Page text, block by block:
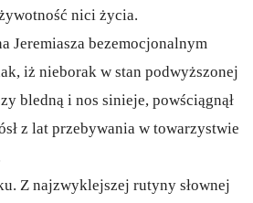
nici życia.
Jeremiasza bezemocjonalnym
iż nieborak w stan podwyższonej
bledną i nos sinieje, powściągnął
z lat przebywania w towarzystwie
Z najzwyklejszej rutyny słownej